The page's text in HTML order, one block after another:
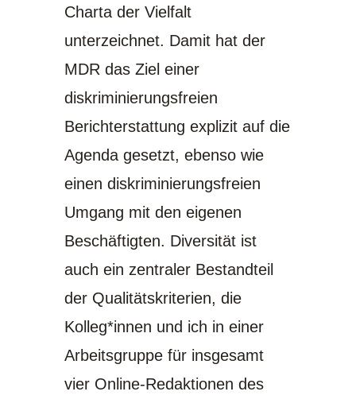
Charta der Vielfalt
unterzeichnet. Damit hat der
MDR das Ziel einer
diskriminierungsfreien
Berichterstattung explizit auf die
Agenda gesetzt, ebenso wie
einen diskriminierungsfreien
Umgang mit den eigenen
Beschäftigten. Diversität ist
auch ein zentraler Bestandteil
der Qualitätskriterien, die
Kolleg*innen und ich in einer
Arbeitsgruppe für insgesamt
vier Online-Redaktionen des